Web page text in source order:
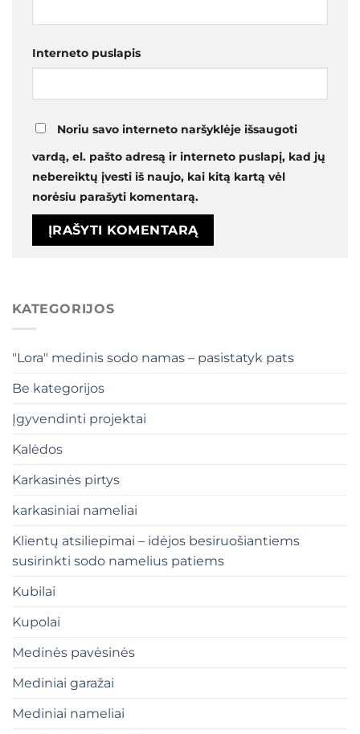
Interneto puslapis
Noriu savo interneto naršyklėje išsaugoti
vardą, el. pašto adresą ir interneto puslapį, kad jų
nebereiktų įvesti iš naujo, kai kitą kartą vėl
norėsiu parašyti komentarą.
KATEGORIJOS
"Lora" medinis sodo namas – pasistatyk pats
Be kategorijos
Įgyvendinti projektai
Kalėdos
Karkasinės pirtys
karkasiniai nameliai
Klientų atsiliepimai – idėjos besiruošiantiems
susirinkti sodo namelius patiems
Kubilai
Kupolai
Medinės pavėsinės
Mediniai garažai
Mediniai nameliai